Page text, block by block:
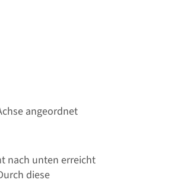
angeordnet
nach unten erreicht
diese